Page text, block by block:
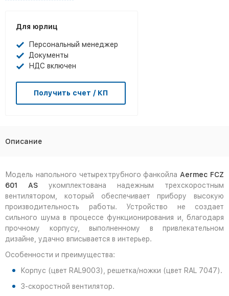
Для юрлиц
Персональный менеджер
Документы
НДС включен
Получить счет / КП
Описание
Модель напольного четырехтрубного фанкойла Aermec FCZ
601 AS укомплектована надежным трехскоростным
вентилятором, который обеспечивает прибору высокую
производительность работы. Устройство не создает
сильного шума в процессе функционирования и, благодаря
прочному корпусу, выполненному в привлекательном
дизайне, удачно вписывается в интерьер.
Особенности и преимущества:
Корпус (цвет RAL9003), решетка/ножки (цвет RAL 7047).
3-скоростной вентилятор.